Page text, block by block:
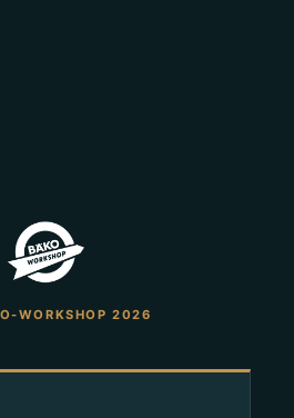
WORKSHOP 2026